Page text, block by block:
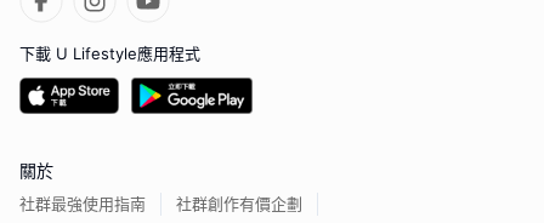
下載 U Lifestyle應用程式
關於
社群最強使用指南 社群創作有價企劃